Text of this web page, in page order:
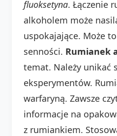
fluoksetyna. Łączenie
alkoholem może
uspokajające. Może
senności. Rumianek
temat. Należy unikać
eksperymentów.
warfaryną. Zawsze
informacje na
z rumiankiem.